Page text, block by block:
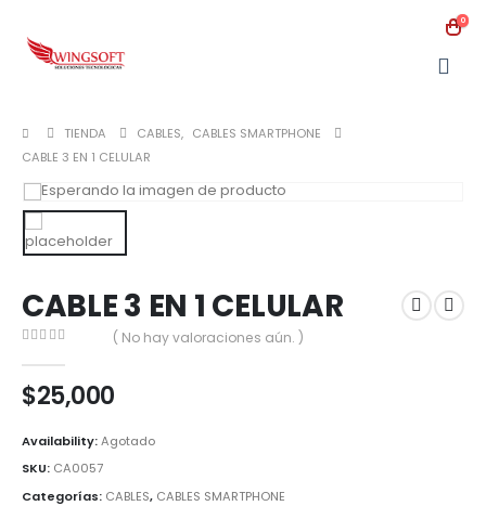
0
TIENDA CABLES, CABLES SMARTPHONE
CABLE 3 EN 1 CELULAR
CABLE 3 EN 1 CELULAR
( No hay valoraciones aún. )
$25,000
Availability:Agotado
SKU: CA0057
Categorías: CABLES, CABLES SMARTPHONE